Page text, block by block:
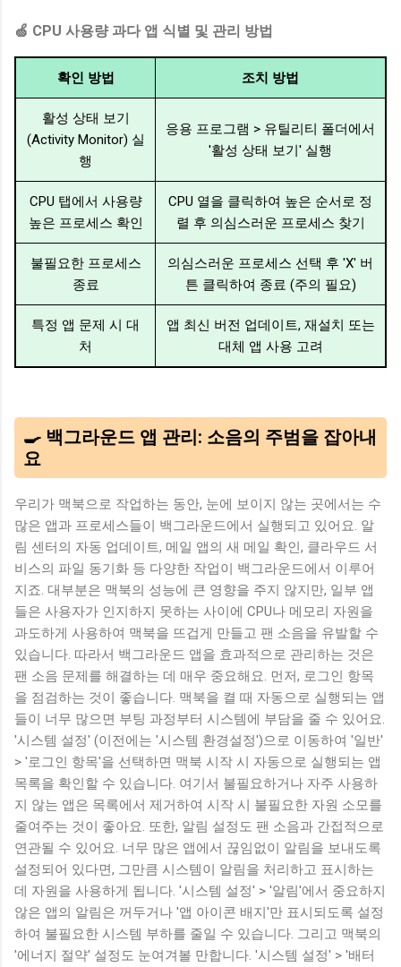
🍏 CPU 사용량 과다 앱 식별 및 관리 방법
확인 방법 조치 방법
활성 상태 보기
(Activity Monitor) 실
행
응용 프로그램 > 유틸리티 폴더에서
'활성 상태 보기' 실행
CPU 탭에서 사용량
높은 프로세스 확인
CPU 열을 클릭하여 높은 순서로 정
렬 후 의심스러운 프로세스 찾기
불필요한 프로세스
종료
의심스러운 프로세스 선택 후 'X' 버
튼 클릭하여 종료 (주의 필요)
특정 앱 문제 시 대
처
앱 최신 버전 업데이트, 재설치 또는
대체 앱 사용 고려
🍳 백그라운드 앱 관리: 소음의 주범을 잡아내
요
우리가 맥북으로 작업하는 동안, 눈에 보이지 않는 곳에서는 수
많은 앱과 프로세스들이 백그라운드에서 실행되고 있어요. 알
림 센터의 자동 업데이트, 메일 앱의 새 메일 확인, 클라우드 서
비스의 파일 동기화 등 다양한 작업이 백그라운드에서 이루어
지죠. 대부분은 맥북의 성능에 큰 영향을 주지 않지만, 일부 앱
들은 사용자가 인지하지 못하는 사이에 CPU나 메모리 자원을
과도하게 사용하여 맥북을 뜨겁게 만들고 팬 소음을 유발할 수
있습니다. 따라서 백그라운드 앱을 효과적으로 관리하는 것은
팬 소음 문제를 해결하는 데 매우 중요해요. 먼저, 로그인 항목
을 점검하는 것이 좋습니다. 맥북을 켤 때 자동으로 실행되는 앱
들이 너무 많으면 부팅 과정부터 시스템에 부담을 줄 수 있어요.
'시스템 설정' (이전에는 '시스템 환경설정')으로 이동하여 '일반'
> '로그인 항목'을 선택하면 맥북 시작 시 자동으로 실행되는 앱
목록을 확인할 수 있습니다. 여기서 불필요하거나 자주 사용하
지 않는 앱은 목록에서 제거하여 시작 시 불필요한 자원 소모를
줄여주는 것이 좋아요. 또한, 알림 설정도 팬 소음과 간접적으로
연관될 수 있어요. 너무 많은 앱에서 끊임없이 알림을 보내도록
설정되어 있다면, 그만큼 시스템이 알림을 처리하고 표시하는
데 자원을 사용하게 됩니다. '시스템 설정' > '알림'에서 중요하지
않은 앱의 알림은 꺼두거나 '앱 아이콘 배지'만 표시되도록 설정
하여 불필요한 시스템 부하를 줄일 수 있습니다. 그리고 맥북의
'에너지 절약' 설정도 눈여겨볼 만합니다. '시스템 설정' > '배터